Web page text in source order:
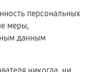
персональных
меры,
данным